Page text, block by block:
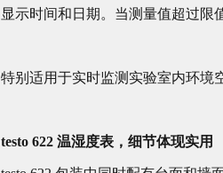
显示时间和日期。当测量值超过限
特别适用于实时监测实验室内环境
testo 622 温湿度表，细节体现实用